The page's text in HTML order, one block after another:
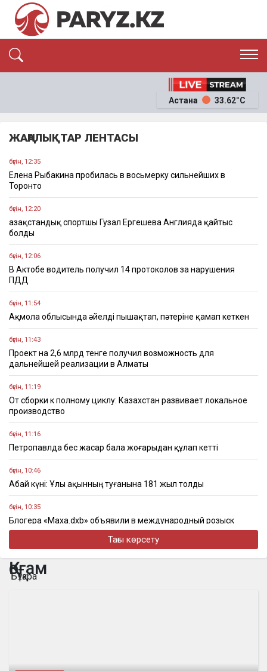
ЭКОНОМИКА
ОҚИҒА
Астана 33.62°C
ЖАҢАЛЫҚТАР ЛЕНТАСЫ
бүгін, 12:35
Елена Рыбакина пробилась в восьмерку сильнейших в
Торонто
бүгін, 12:20
Қазақстандық спортшы Гузал Ергешева Англияда қайтыс
болды
бүгін, 12:06
В Актобе водитель получил 14 протоколов за нарушения
ПДД
бүгін, 11:54
Ақмола облысында әйелді пышақтап, пәтеріне қамап кеткен
бүгін, 11:43
Проект на 2,6 млрд тенге получил возможность для
дальнейшей реализации в Алматы
бүгін, 11:19
От сборки к полному циклу: Казахстан развивает локальное
производство
бүгін, 11:16
Петропавлда бес жасар бала жоғарыдан құлап кетті
бүгін, 10:46
Абай күні: Ұлы ақынның туғанына 181 жыл толды
бүгін, 10:35
Блогера «Маха.dxb» объявили в международный розыск
Необычная спасательная операция прошла в
Кызылординской области
Тағы көрсету
Қоғам
Бұқара